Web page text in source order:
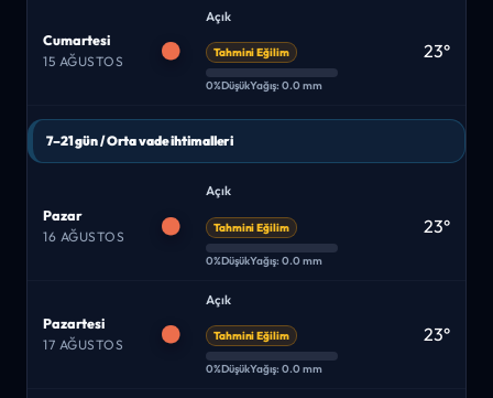
Cumartesi
15 AĞUSTOS
Açık
Tahmini Eğilim
0%DüşükYağış: 0.0 mm
23°
7–21 gün / Orta vade ihtimalleri
Pazar
16 AĞUSTOS
Açık
Tahmini Eğilim
0%DüşükYağış: 0.0 mm
23°
Pazartesi
17 AĞUSTOS
Açık
Tahmini Eğilim
0%DüşükYağış: 0.0 mm
23°